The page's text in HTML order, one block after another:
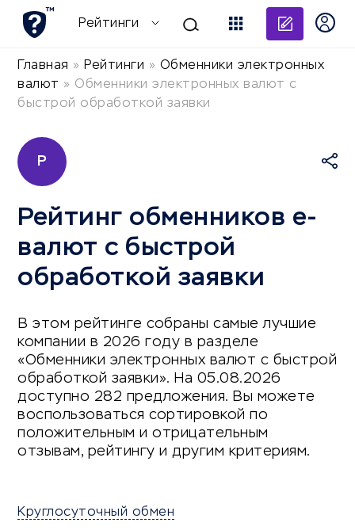
Рейтинги
Главная » Рейтинги » Обменники электронных
валют » Обменники электронных валют с
быстрой обработкой заявки
Р
Рейтинг обменников e-
валют с быстрой
обработкой заявки
В этом рейтинге собраны самые лучшие
компании в 2026 году в разделе
«Обменники электронных валют с быстрой
обработкой заявки». На 05.08.2026
доступно 282 предложения. Вы можете
воспользоваться сортировкой по
положительным и отрицательным
отзывам, рейтингу и другим критериям.
Круглосуточный обмен